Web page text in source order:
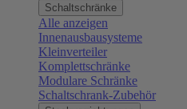
Schaltschränke
Alle anzeigen
Innenausbausysteme
Kleinverteiler
Komplettschränke
Modulare Schränke
Schaltschrank-Zubehör